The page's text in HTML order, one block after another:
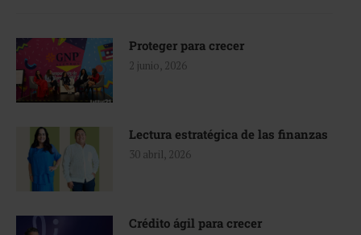
Proteger para crecer
2 junio, 2026
Lectura estratégica de las finanzas
30 abril, 2026
Crédito ágil para crecer